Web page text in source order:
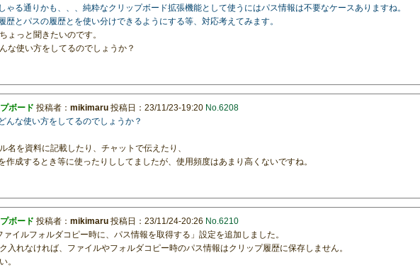
ゃる通りかも、、、純粋なクリップボード拡張機能として使うにはパス情報は不要なケースありますね。
歴とパスの履歴とを使い分けできるようにする等、対応考えてみます。
ょっと聞きたいのです。
な使い方をしてるのでしょうか？
ボード 投稿者：mikimaru 投稿日：23/11/23-19:20 No.6208
んな使い方をしてるのでしょうか？
名を資料に記載したり、チャットで伝えたり、
作成するとき等に使ったりししてましたが、使用頻度はあまり高くないですね。
ボード 投稿者：mikimaru 投稿日：23/11/24-20:26 No.6210
ァイルフォルダコピー時に、パス情報を取得する」設定を追加しました。
入れなければ、ファイルやフォルダコピー時のパス情報はクリップ履歴に保存しません。
。